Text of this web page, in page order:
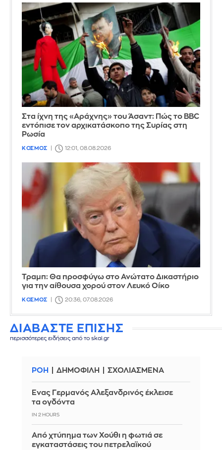
Στα ίχνη της «Αράχνης» του Άσαντ: Πώς το BBC
εντόπισε τον αρχικατάσκοπο της Συρίας στη
Ρωσία
ΚΟΣΜΟΣ 12:01, 08.08.2026
Τραμπ: Θα προσφύγω στο Ανώτατο Δικαστήριο
για την αίθουσα χορού στον Λευκό Οίκο
ΚΟΣΜΟΣ 20:36, 07.08.2026
ΔΙΑΒΑΣΤΕ ΕΠΙΣΗΣ
περισσότερες ειδήσεις από το skai.gr
ΡΟΗ ΔΗΜΟΦΙΛΗ ΣΧΟΛΙΑΣΜΕΝΑ
Ένας Γερμανός Αλεξανδρινός έκλεισε
τα ογδόντα
IN 2 HOURS
Από χτύπημα των Χούθι η φωτιά σε
εγκαταστάσεις του πετρελαϊκού